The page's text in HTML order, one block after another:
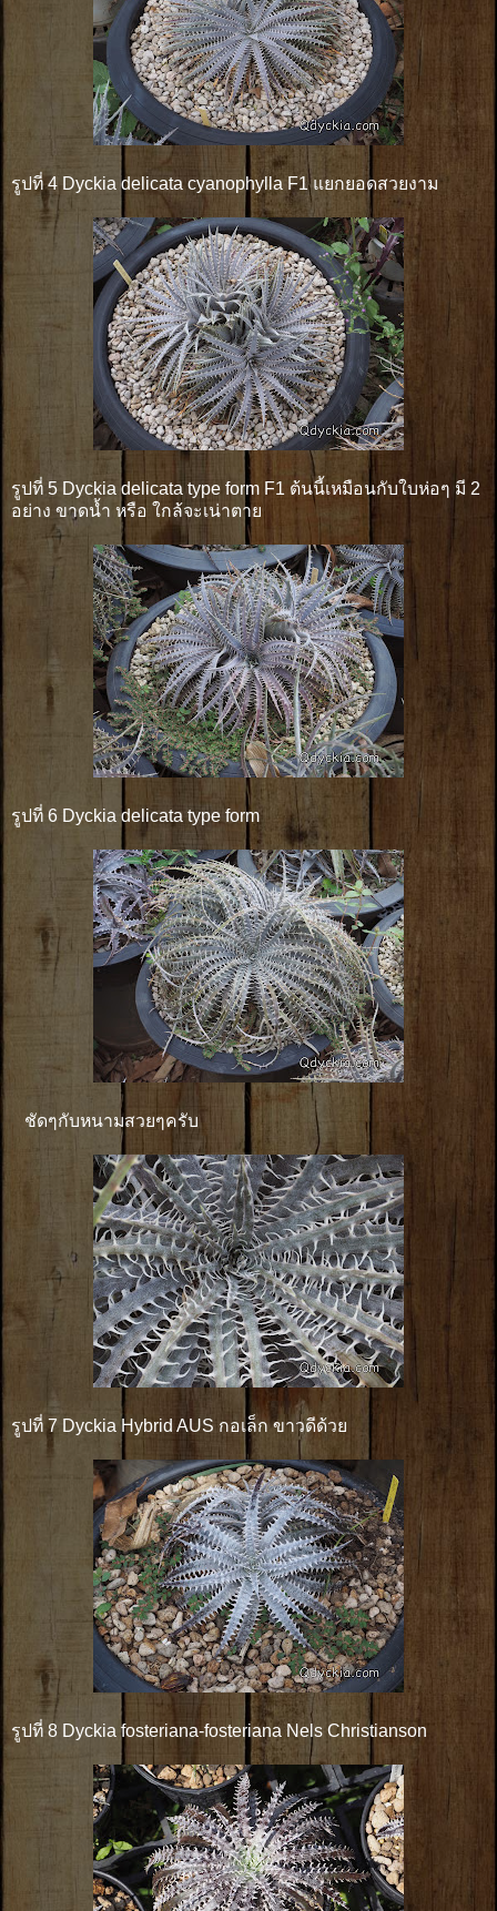
รูปที่ 4 Dyckia delicata cyanophylla F1 แยกยอดสวยงาม
รูปที่ 5 Dyckia delicata type form F1 ต้นนี้เหมือนกับใบห่อๆ มี 2
อย่าง ขาดน้ำ หรือ ใกล้จะเน่าตาย
รูปที่ 6 Dyckia delicata type form
ชัดๆกับหนามสวยๆครับ
รูปที่ 7 Dyckia Hybrid AUS กอเล็ก ขาวดีด้วย
รูปที่ 8 Dyckia fosteriana-fosteriana Nels Christianson